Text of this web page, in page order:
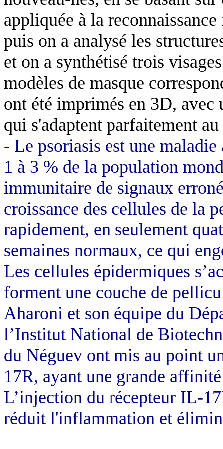
appliquée à la
puis on a analysé les
et on a synthétisé trois
modèles de masque
ont été imprimés en 3D, avec
qui s'adaptent parfaitement
- Le psoriasis est une
1 à 3 % de la population
immunitaire de signaux
croissance des cellules de la
rapidement, en seulement
semaines normaux, ce qui
Les cellules épidermiques
forment une couche de
Aharoni et son équipe du
l’Institut National de
du Néguev ont mis au point
17R, ayant une grande
L’injection du récepteur IL-
réduit l'inflammation et